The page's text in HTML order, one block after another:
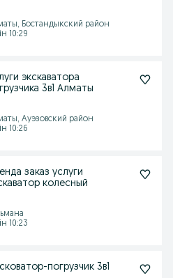
Бостандыкский район
10:29
экскаватора
3в1 Алматы
Ауэзовский район
10:26
заказ услуги
колесный
10:23
погрузчик 3в1